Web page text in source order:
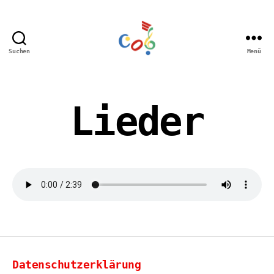
Suchen
Hamm
Menü
Lieder
Datenschutzerklärung